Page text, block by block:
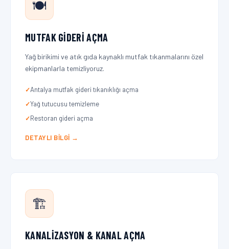
🍽️
MUTFAK GIDERI AÇMA
Yağ birikimi ve atık gıda kaynaklı mutfak tıkanmalarını özel
ekipmanlarla temizliyoruz.
Antalya mutfak gideri tıkanıklığı açma
Yağ tutucusu temizleme
Restoran gideri açma
DETAYLI BILGI →
🏗️
KANALIZASYON & KANAL AÇMA